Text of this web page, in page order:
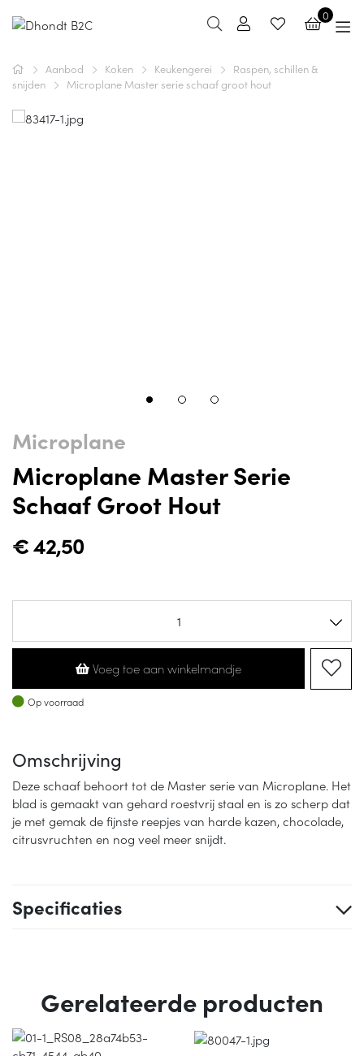
0
Aanbod Koken Keukengerei
Raspen, schillen &
snijden
Microplane Master serie schaaf groot hout
Microplane
Microplane Master Serie
Schaaf Groot Hout
€42,50
Voeg toe aan winkelmandje
Op voorraad
Op voorraad
Omschrijving
Deze schaaf behoort tot de Master serie van Microplane. Het
blad is gemaakt van gehard roestvrij staal en is zo scherp dat
je met gemak de fijnste reepjes van harde kazen, chocolade,
citrusvruchten en nog veel meer snijdt.
Specificaties
Gerelateerde producten